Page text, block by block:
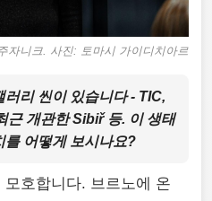
자니크. 사진: 토마시 가이디치아르
리 씬이 있습니다 - TIC,
개관한 Sibiř 등. 이 생태
를 어떻게 보시나요?
호합니다. 브르노에 온